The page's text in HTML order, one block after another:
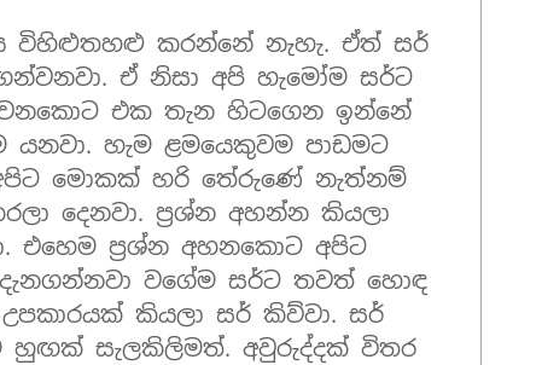
විහිළුතහළු කරන්නේ නැහැ. ඒත් සර්
ඒ නිසා අපි හැමෝම සර්ට
එක තැන හිටගෙන ඉන්නේ
යනවා. හැම ළමයෙකුවම පාඩමට
මොකක් හරි තේරුණේ නැත්නම්
දෙනවා. ප්‍රශ්න අහන්න කියලා
එහෙම ප්‍රශ්න අහනකොට අපිට
වගේම සර්ට තවත් හොඳ
කියලා සර් කිව්වා. සර්
හුඟක් සැලකිලිමත්. අවුරුද්දක් විතර